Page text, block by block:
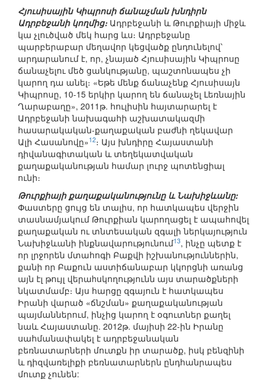
Հյուսիսային Կիպրոսի ճանաչման խնդիրն
Ադրբեջանի կողմից։ Ադրբեջանի և Թուրքիայի միջև
կա չլուծված մեկ հարց ևս։ Ադրբեջանը
պարբերաբար մեղավոր կեցվածք ընդունելով՝
արդարանում է, որ, չնայած Հյուսիսային Կիպրոսը
ճանաչելու մեծ ցանկությանը, պաշտոնապես չի
կարող դա անել։ «Եթե մենք ճանաչենք Հյուսիսայն
Կիպրոսը, 10-15 երկիր կարող են ճանաչել Լեռնային
Ղարաբաղը», 2011թ. հուլիսին հայտարարել է
Ադրբեջանի նախագահի աշխատակազմի
հասարակական-քաղաքական բաժնի ղեկավար
Ալի Հասանովը»12։ Այս խնդիրը Հայաստանի
դիվանագիտական և տեղեկատվական
քաղաքականության համար լուրջ պոտենցիալ
ունի։
Թուրքիայի քաղաքականությունը և Նախիջևանը:
Փաստերը ցույց են տալիս, որ հատկապես վերջին
տասնամյակում Թուրքիան կարողացել է ապահովել
քաղաքական ու տնտեսական զգալի ներկայություն
Նախիջևանի ինքնավարությունում13, ինչը պետք է
որ լրջորեն մտահոգի Բաքվի իշխանություններին,
քանի որ Բաքուն աստիճանաբար կկորցնի առանց
այն էլ թույլ վերաhսկողությունն այս տարածքների
նկատմամբ։ Այս հարցը զգայուն է հատկապես
Իրանի վարած «ճնշման» քաղաքականության
պայմաններում, ինչից կարող է օգուտներ քաղել
նաև Հայաստանը. 2012թ. մայիսի 22-ին Իրանը
սահմանափակել է ադրբեջանական
բեռնատարների մուտքն իր տարածք, իսկ բենզինի
և դիզվառելիքի բեռնատարներն ընդհանրապես
մուտք չունեն: